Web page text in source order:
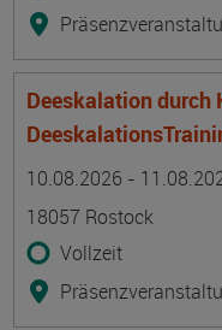
Deeskalation
10.08.2026 -
18057 Rostock
Vollzeit